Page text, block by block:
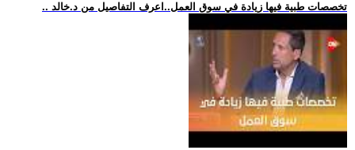
.. تخصصات طبية فيها زيادة في سوق العمل..اعرف التفاصيل من د.خالد